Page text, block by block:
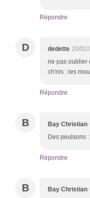
Répondre
D dedette 20/
ne pas oublier
ch'nis : les
Répondre
B Bay Christian
Des peulsons
Répondre
B Bay Christian